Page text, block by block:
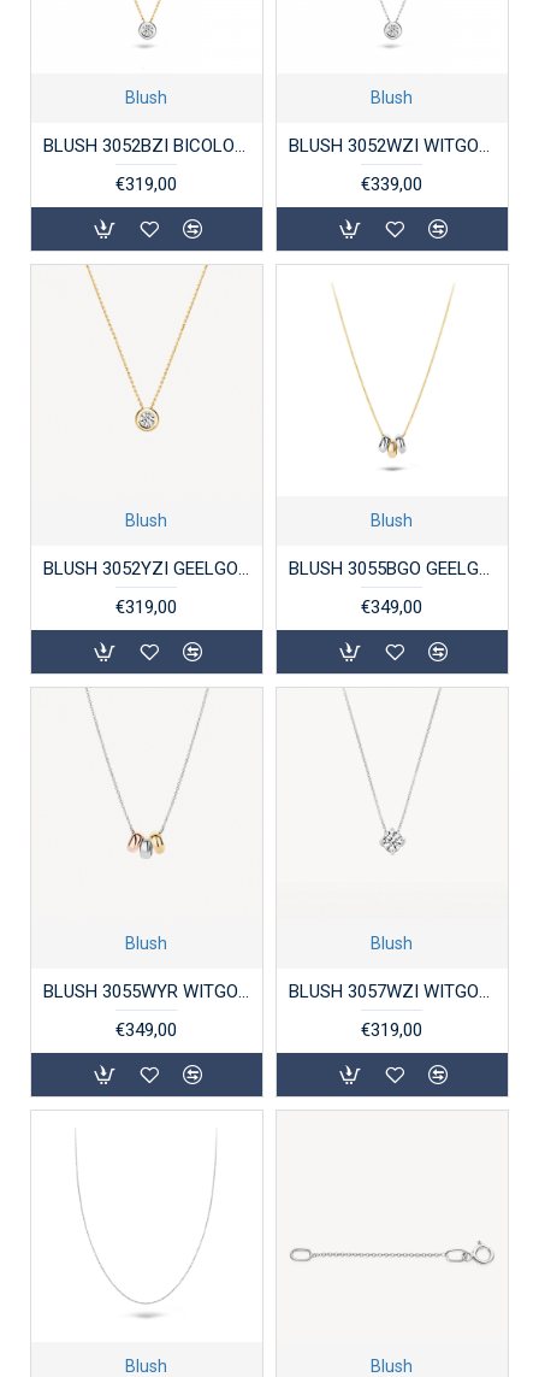
Blush
BLUSH 3052BZI BICOLOR GOUDEN CHOKER ZIRKONIA
€319,00
Blush
BLUSH 3052WZI WITGOUDEN COLLIER MET HANGER ZIRKONIA
€339,00
Blush
BLUSH 3052YZI GEELGOUDEN CHOKER ZIRKONIA
€319,00
Blush
BLUSH 3055BGO GEELGOUDEN COLLIER MET BICOLOR HANGERTJES
€349,00
Blush
BLUSH 3055WYR WITGOUDEN COLLIER MET TRICOLOR HANGERS
€349,00
Blush
BLUSH 3057WZI WITGOUDEN COLLIER MET ZIRKONIA HANGER
€319,00
Blush Blush